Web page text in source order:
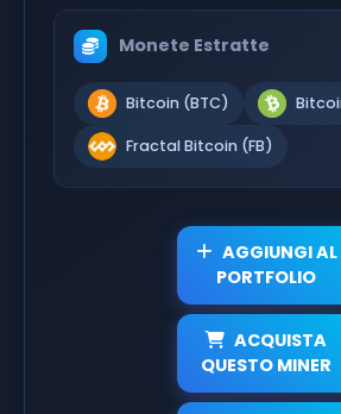
Monete Estratte
Bitcoin (BTC)
Fractal Bitcoin (FB)
AGGIUNGI AL
PORTFOLIO
ACQUISTA
QUESTO MINER